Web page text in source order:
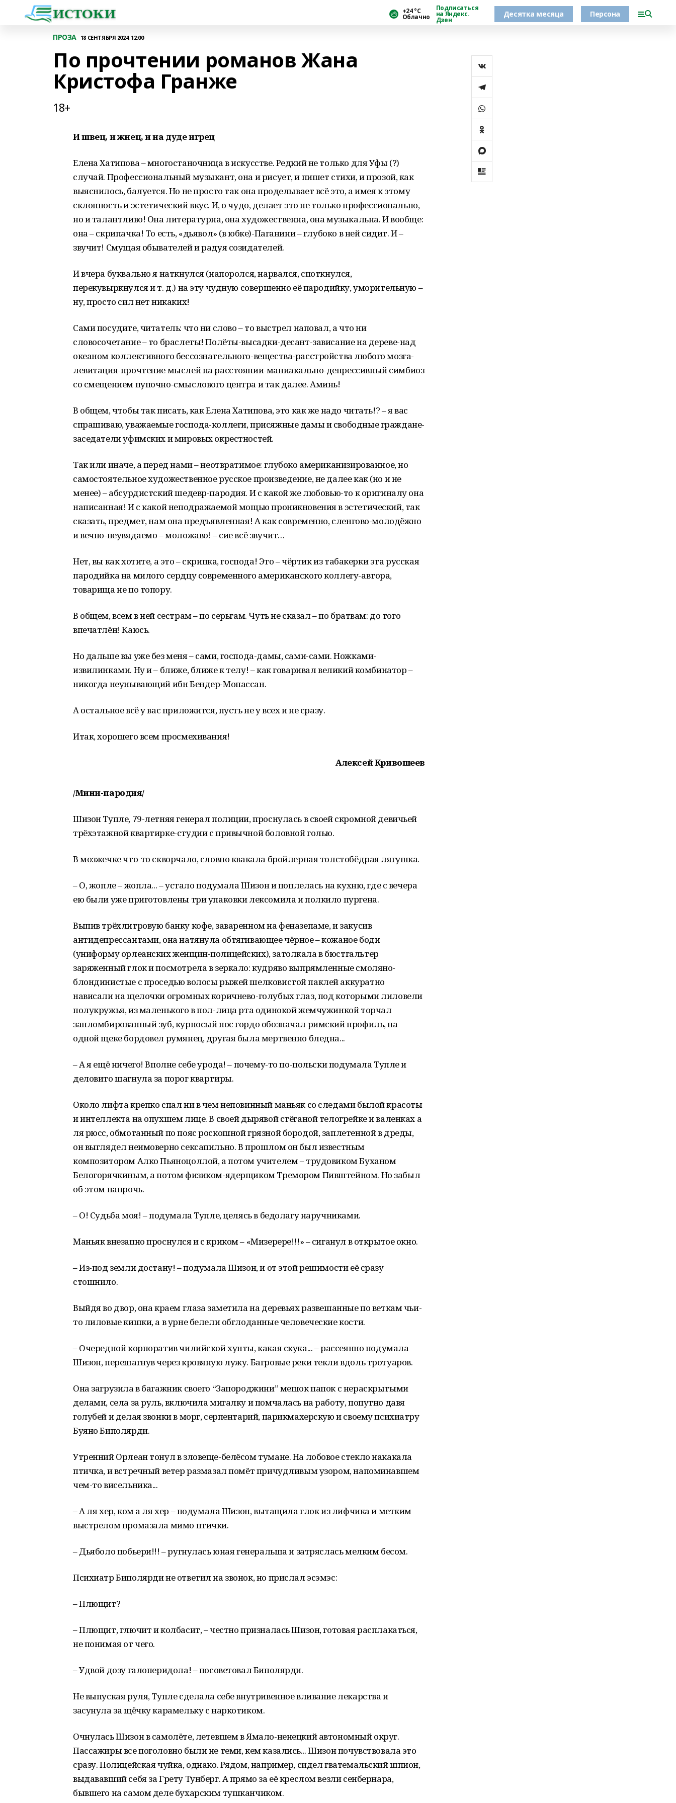
+24 °С
Облачно
Подписаться
на Яндекс.
Дзен
Десятка месяца Персона
ПРОЗА 18 СЕНТЯБРЯ 2024, 12:00
По прочтении романов Жана
Кристофа Гранже
18+
И швец, и жнец, и на дуде игрец
Елена Хатипова – многостаночница в искусстве. Редкий не только для Уфы (?)
случай. Профессиональный музыкант, она и рисует, и пишет стихи, и прозой, как
выяснилось, балуется. Но не просто так она проделывает всё это, а имея к этому
склонность и эстетический вкус. И, о чудо, делает это не только профессионально,
но и талантливо! Она литературна, она художественна, она музыкальна. И вообще:
она – скрипачка! То есть, «дьявол» (в юбке)-Паганини – глубоко в ней сидит. И –
звучит! Смущая обывателей и радуя созидателей.
И вчера буквально я наткнулся (напоролся, нарвался, споткнулся,
перекувыркнулся и т. д.) на эту чудную совершенно её пародийку, уморительную –
ну, просто сил нет никаких!
Сами посудите, читатель: что ни слово – то выстрел наповал, а что ни
словосочетание – то браслеты! Полёты-высадки-десант-зависание на дереве-над
океаном коллективного бессознательного-вещества-расстройства любого мозга-
левитация-прочтение мыслей на расстоянии-маниакально-депрессивный симбиоз
со смещением пупочно-смыслового центра и так далее. Аминь!
В общем, чтобы так писать, как Елена Хатипова, это как же надо читать!? – я вас
спрашиваю, уважаемые господа-коллеги, присяжные дамы и свободные граждане-
заседатели уфимских и мировых окрестностей.
Так или иначе, а перед нами – неотвратимое: глубоко американизированное, но
самостоятельное художественное русское произведение, не далее как (но и не
менее) – абсурдистский шедевр-пародия. И с какой же любовью-то к оригиналу она
написанная! И с какой неподражаемой мощью проникновения в эстетический, так
сказать, предмет, нам она предъявленная! А как современно, сленгово-молодёжно
и вечно-неувядаемо – моложаво! – сие всё звучит…
Нет, вы как хотите, а это – скрипка, господа! Это – чёртик из табакерки эта русская
пародийка на милого сердцу современного американского коллегу-автора,
товарища не по топору.
В общем, всем в ней сестрам – по серьгам. Чуть не сказал – по братвам: до того
впечатлён! Каюсь.
Но дальше вы уже без меня – сами, господа-дамы, сами-сами. Ножками-
извилинками. Ну и – ближе, ближе к телу! – как говаривал великий комбинатор –
никогда неунывающий ибн Бендер-Мопассан.
А остальное всё у вас приложится, пусть не у всех и не сразу.
Итак, хорошего всем просмехивания!
Алексей Кривошеев
/Мини-пародия/
Шизон Тупле, 79-летняя генерал полиции, проснулась в своей скромной девичьей
трёхэтажной квартирке-студии с привычной боловной голью.
В мозжечке что-то скворчало, словно квакала бройлерная толстобёдрая лягушка.
– О, жопле – жопла... – устало подумала Шизон и поплелась на кухню, где с вечера
ею были уже приготовлены три упаковки лексомила и полкило пургена.
Выпив трёхлитровую банку кофе, заваренном на феназепаме, и закусив
антидепрессантами, она натянула обтягивающее чёрное – кожаное боди
(униформу орлеанских женщин-полицейских), затолкала в бюстгальтер
заряженный глок и посмотрела в зеркало: кудряво выпрямленные смоляно-
блондинистые с проседью волосы рыжей шелковистой паклей аккуратно
нависали на щелочки огромных коричнево-голубых глаз, под которыми лиловели
полукружья, из маленького в пол-лица рта одинокой жемчужинкой торчал
запломбированный зуб, курносый нос гордо обозначал римский профиль, на
одной щеке бордовел румянец, другая была мертвенно бледна...
– А я ещё ничего! Вполне себе урода! – почему-то по-польски подумала Тупле и
деловито шагнула за порог квартиры.
Около лифта крепко спал ни в чем неповинный маньяк со следами былой красоты
и интеллекта на опухшем лице. В своей дырявой стёганой телогрейке и валенках а
ля рюсс, обмотанный по пояс роскошной грязной бородой, заплетенной в дреды,
он выглядел неимоверно сексапильно. В прошлом он был известным
композитором Алко Пьяноцоллой, а потом учителем – трудовиком Буханом
Белогорячкиным, а потом физиком-ядерщиком Тремором Пивштейном. Но забыл
об этом напрочь.
– О! Судьба моя! – подумала Тупле, целясь в бедолагу наручниками.
Маньяк внезапно проснулся и с криком – «Мизерере!!!» – сиганул в открытое окно.
– Из-под земли достану! – подумала Шизон, и от этой решимости её сразу
стошнило.
Выйдя во двор, она краем глаза заметила на деревьях развешанные по веткам чьи-
то лиловые кишки, а в урне белели обглоданные человеческие кости.
– Очередной корпоратив чилийской хунты, какая скука... – рассеянно подумала
Шизон, перешагнув через кровяную лужу. Багровые реки текли вдоль тротуаров.
Она загрузила в багажник своего “Запороджини” мешок папок с нераскрытыми
делами, села за руль, включила мигалку и помчалась на работу, попутно давя
голубей и делая звонки в морг, серпентарий, парикмахерскую и своему психиатру
Буяно Биполярди.
Утренний Орлеан тонул в зловеще-белёсом тумане. На лобовое стекло накакала
птичка, и встречный ветер размазал помёт причудливым узором, напоминавшем
чем-то висельника...
– А ля хер, ком а ля хер – подумала Шизон, вытащила глок из лифчика и метким
выстрелом промазала мимо птички.
– Дьяболо побьери!!! – ругнулась юная генеральша и затряслась мелким бесом.
Психиатр Биполярди не ответил на звонок, но прислал эсэмэс:
– Плющит?
– Плющит, глючит и колбасит, – честно призналась Шизон, готовая расплакаться,
не понимая от чего.
– Удвой дозу галоперидола! – посоветовал Биполярди.
Не выпуская руля, Тупле сделала себе внутривенное вливание лекарства и
засунула за щёчку карамельку с наркотиком.
Очнулась Шизон в самолёте, летевшем в Ямало-ненецкий автономный округ.
Пассажиры все поголовно были не теми, кем казались... Шизон почувствовала это
сразу. Полицейская чуйка, однако. Рядом, например, сидел гватемальский шпион,
выдававший себя за Грету Тунберг. А прямо за её креслом везли сенбернара,
бывшего на самом деле бухарским тушканчиком.